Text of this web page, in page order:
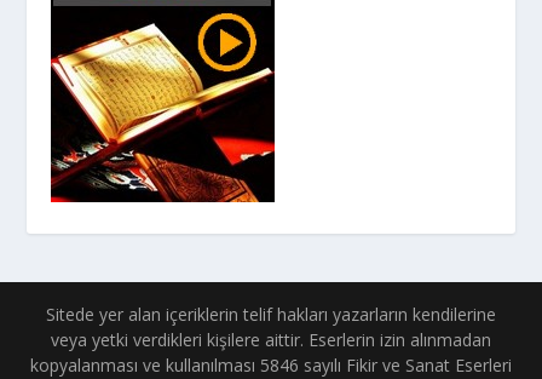
Sitede yer alan içeriklerin telif hakları yazarların kendilerine
veya yetki verdikleri kişilere aittir. Eserlerin izin alınmadan
kopyalanması ve kullanılması 5846 sayılı Fikir ve Sanat Eserleri